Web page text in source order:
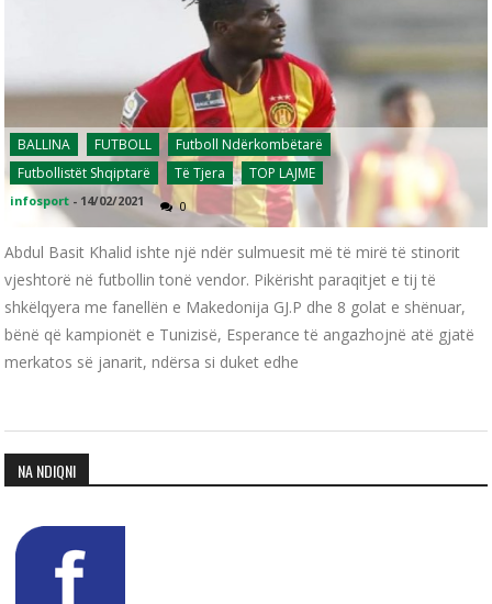
BALLINA FUTBOLL
Futboll Ndërkombëtarë
Futbollistët Shqiptarë
Të Tjera TOP LAJME
infosport - 14/02/2021 0
Abdul Basit Khalid ishte një ndër sulmuesit më të mirë të stinorit
vjeshtorë në futbollin tonë vendor. Pikërisht paraqitjet e tij të
shkëlqyera me fanellën e Makedonija GJ.P dhe 8 golat e shënuar,
bënë që kampionët e Tunizisë, Esperance të angazhojnë atë gjatë
merkatos së janarit, ndërsa si duket edhe
NA NDIQNI